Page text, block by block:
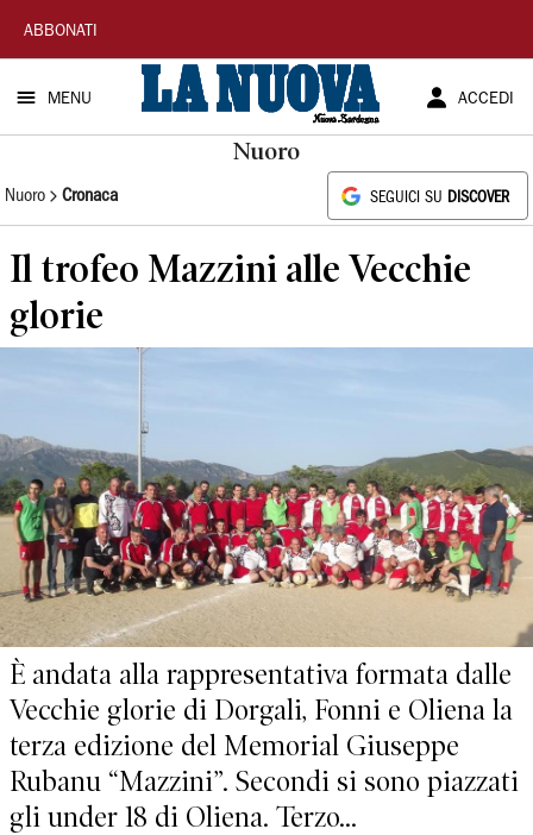
La
Nuova
Sardegna
ABBONATI
MENU ACCEDI
Nuoro
Nuoro Cronaca SEGUICI SU DISCOVER
Il trofeo Mazzini alle Vecchie
glorie
È andata alla rappresentativa formata dalle
Vecchie glorie di Dorgali, Fonni e Oliena la
terza edizione del Memorial Giuseppe
Rubanu “Mazzini”. Secondi si sono piazzati
gli under 18 di Oliena. Terzo...